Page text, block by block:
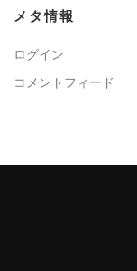
メタ情報
ログイン
コメントフィード